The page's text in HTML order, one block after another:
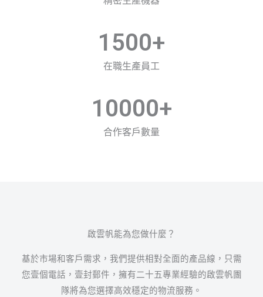
在職生產員工
1500+
合作客戶數量
10000+
啟雲帆能為您做什麼？
基於市場和客戶需求，我們提供相對全面的產品線，只需
您壹個電話，壹封郵件，擁有二十五專業經驗的啟雲帆團
隊將為您選擇高效穩定的物流服務。